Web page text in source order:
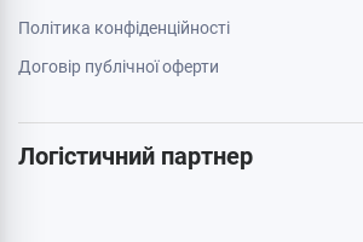
Акції
Бренди
Карта сайту